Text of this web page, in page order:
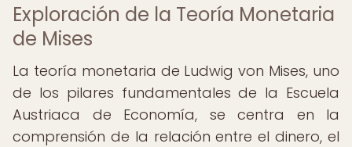
Exploración de la Teoría Monetaria
de Mises
La teoría monetaria de Ludwig von Mises, uno
de los pilares fundamentales de la Escuela
Austriaca de Economía, se centra en la
comprensión de la relación entre el dinero, el